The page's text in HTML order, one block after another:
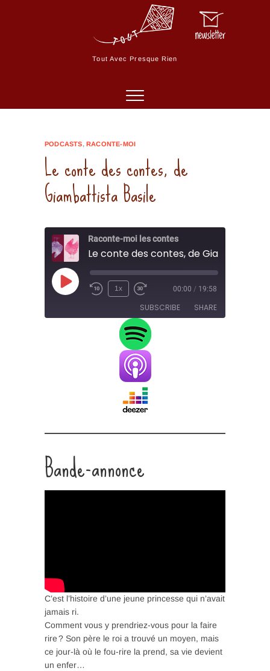
Tout Avec Presque Rien
M
e
PODCASTS,RACONTE-MOI
Le conte des contes, de
Giambattista Basile
Raconte-moi les contes
Le conte des contes, de Giambattista
Play
1x 00:00 / 19:58
SUBSCRIBE SHARE
Bande-annonce
C’est l’histoire d’une jeune princesse qui n’avait
jamais ri.
Comment vous y prendriez-vous pour la faire
rire ? Son père le roi a trouvé un moyen, mais
ce jour-là où le fou-rire la prend, sa vie devient
un enfer…